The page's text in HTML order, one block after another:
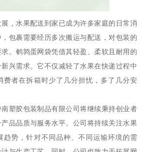
，水果配送到家已成为许多家庭的日常消
包裹需要经历多次搬运与配送，对包装的
。鹌鹑蛋网袋凭借其轻盈、柔软且耐用的
兴需求。它不仅减轻了水果在快递过程中
费者在拆箱时少了几分担忧，多了几分安
塑胶包装制品有限公司将继续秉持创业者
品品质与服务水平。公司将持续关注水果
趋势，针对不同品种、不同运输环境的需